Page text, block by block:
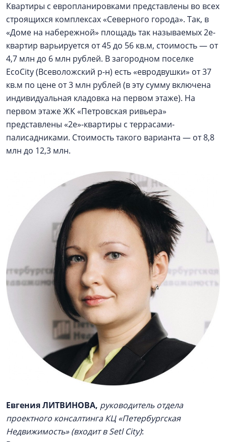
Квартиры с европланировками представлены во всех
строящихся комплексах «Северного города». Так, в
«Доме на набережной» площадь так называемых 2e-
квартир варьируется от 45 до 56 кв.м, стоимость — от
4,7 млн до 6 млн рублей. В загородном поселке
EcoCity (Всеволожский р-н) есть «евродвушки» от 37
кв.м по цене от 3 млн рублей (в эту сумму включена
индивидуальная кладовка на первом этаже). На
первом этаже ЖК «Петровская ривьера»
представлены «2e»-квартиры с террасами-
палисадниками. Стоимость такого варианта — от 8,8
млн до 12,3 млн.
Евгения ЛИТВИНОВА, руководитель отдела
проектного консалтинга КЦ «Петербургская
Недвижимость» (входит в Setl City):